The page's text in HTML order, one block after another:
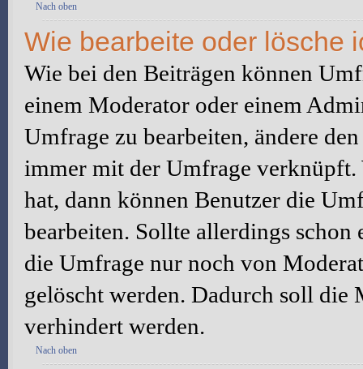
Nach oben
Wie bearbeite oder lösche
Wie bei den Beiträgen können
einem Moderator oder einem
Umfrage zu bearbeiten, ändere
immer mit der Umfrage verknüpft.
hat, dann können Benutzer die
bearbeiten. Sollte allerdings schon
die Umfrage nur noch von
gelöscht werden. Dadurch soll
verhindert werden.
Nach oben